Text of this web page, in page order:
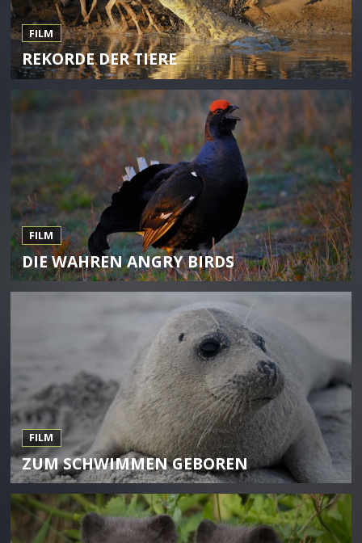
FILM
REKORDE DER TIERE
FILM
DIE WAHREN ANGRY BIRDS
FILM
ZUM SCHWIMMEN GEBOREN